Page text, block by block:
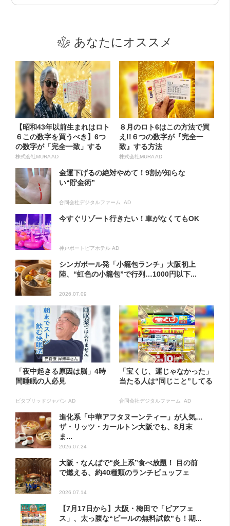
あなたにオススメ
【昭和43年以前生まれはロト
６この数字を買うべき】6つ
の数字が「完全一致」する
方...
株式会社MURA AD
８月のロト6はこの方法で買
え!!６つの数字が『完全一
致』する方法
株式会社MURA AD
金運下げるの絶対やめて！9割が知らな
い“貯金術”
合同会社デジタルファーム AD
今すぐリゾート行きたい！車がなくてもOK
神戸ポートピアホテル AD
シンガポール発「小籠包ランチ」大阪初上
陸、“虹色の小籠包”で行列…1000円以下...
2026.07.09
「夜中起きる原因は脳」4時
間睡眠の人必見
ビタブリッドジャパン AD
「宝くじ、運じゃなかった」
当たる人は“同じこと”してる
合同会社デジタルファーム AD
進化系「中華アフタヌーンティー」が人気…
ザ・リッツ・カールトン大阪でも、8月末
ま...
2026.07.24
大阪・なんばで“炎上系”食べ放題！ 目の前
で燃える、約40種類のランチビュッフェ
2026.07.14
【7月17日から】大阪・梅田で「ビアフェ
ス」、太っ腹な“ビールの無料試飲”も！期...